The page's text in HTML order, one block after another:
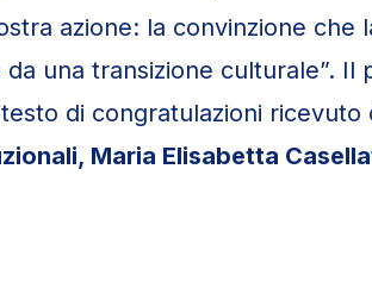
azione: la convinzione che
una transizione culturale”. Il
di congratulazioni ricevuto
Maria Elisabetta